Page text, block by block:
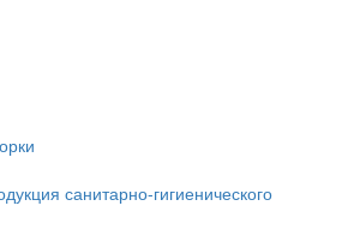
санитарно-гигиенического